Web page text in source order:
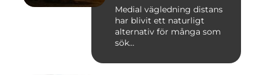
Medial vägledning distans
har blivit ett naturligt
alternativ för många som
sök...